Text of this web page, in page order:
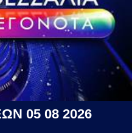
05 08 2026